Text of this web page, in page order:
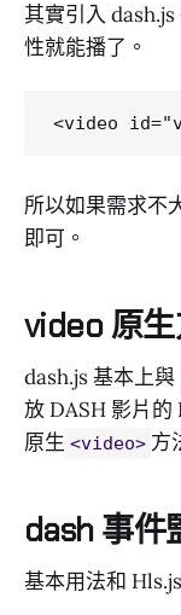
其實引入 dash.js
性就能播了。
所以如果需求不
即可。
video 原
dash.js 基本上與
放 DASH 影片
原生 <video> 方
dash 事件
基本用法和